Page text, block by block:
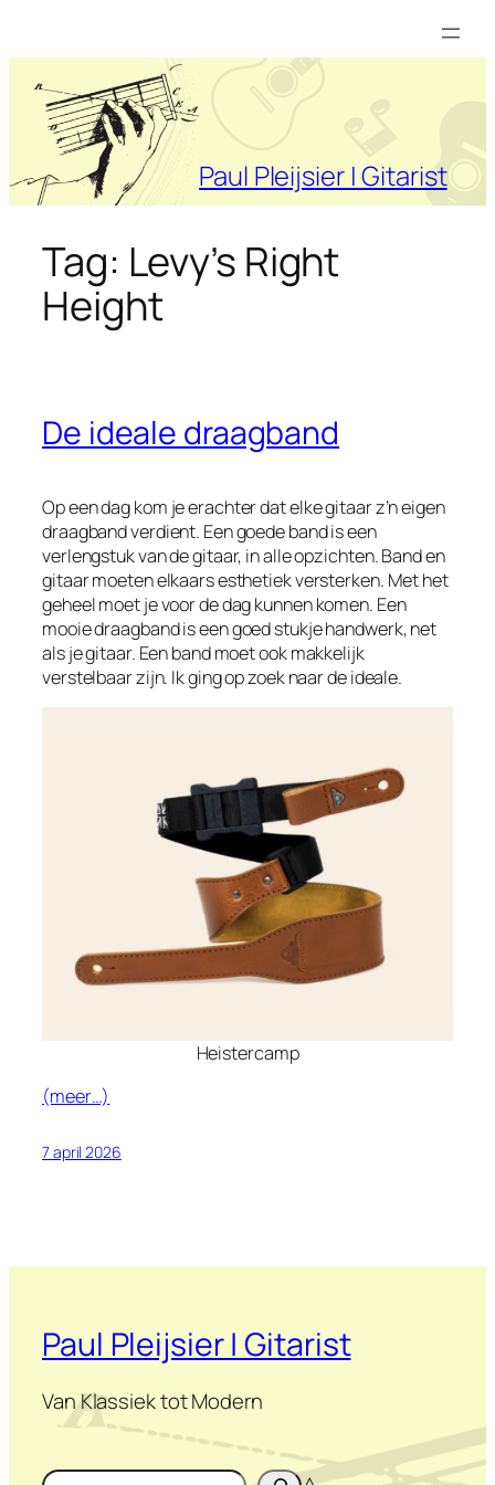
inhoud
Paul Pleijsier | Gitarist
Tag: Levy’s Right
Height
De ideale draagband
Op een dag kom je erachter dat elke gitaar z’n eigen
draagband verdient. Een goede band is een
verlengstuk van de gitaar, in alle opzichten. Band en
gitaar moeten elkaars esthetiek versterken. Met het
geheel moet je voor de dag kunnen komen. Een
mooie draagband is een goed stukje handwerk, net
als je gitaar. Een band moet ook makkelijk
verstelbaar zijn. Ik ging op zoek naar de ideale.
Heistercamp
(meer…)
7 april 2026
Paul Pleijsier | Gitarist
Van Klassiek tot Modern